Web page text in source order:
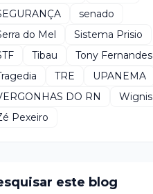
senado
do Mel
Sistema Prisio
Tibau
Tony Fernandes
TRE
UPANEMA
DO RN
Wignis
Pexeiro
este blog